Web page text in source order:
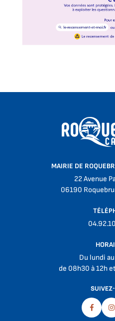
MAIRIE DE
22 Avenue
06190
Du lundi
de 08h30 à 12h